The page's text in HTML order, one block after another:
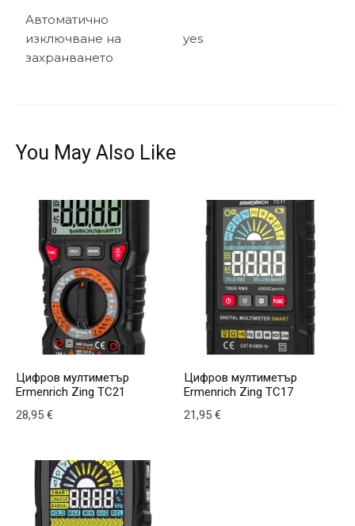
Автоматично
изключване на
захранването
yes
You May Also Like
Цифров мултиметър
Ermenrich Zing TC21
28,95 €
Цифров мултиметър
Ermenrich Zing TC17
21,95€